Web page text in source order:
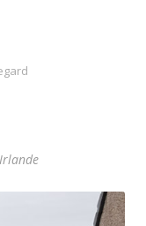
content